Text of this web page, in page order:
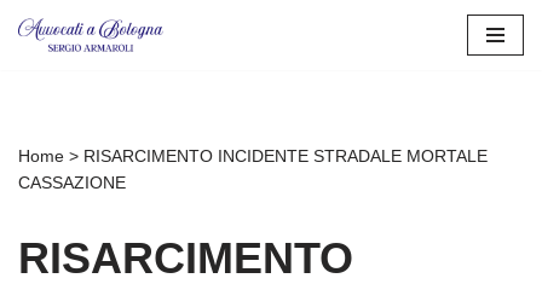
Home > RISARCIMENTO INCIDENTE STRADALE MORTALE
CASSAZIONE
RISARCIMENTO